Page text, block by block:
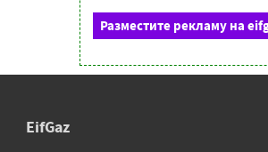
Разместите рекламу на
EifGaz